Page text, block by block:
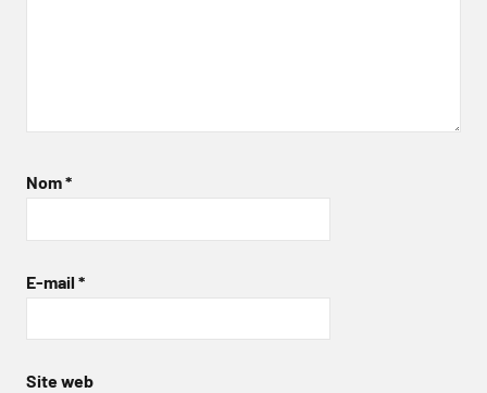
Nom*
E-mail *
Site web